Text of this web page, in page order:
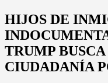
HIJOS DE
TRUMP
CIUDADANÍA